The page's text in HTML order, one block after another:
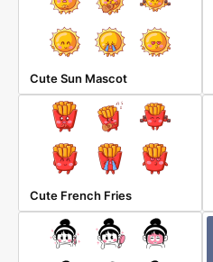
Cute Sun Mascot
Cute French Fries